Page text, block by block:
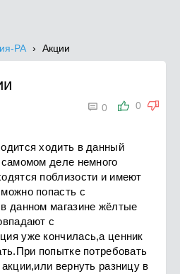
РА Акции
0
 0
ходить в данный
деле немного
поблизости и имеют
попасть с
данном магазине жёлтые
с
уже кончилась,а ценник
попытке потребовать
вернуть разницу в